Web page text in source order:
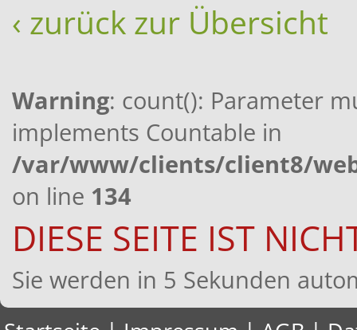
‹ zurück zur Übersicht
Warning: count(): Parameter
implements Countable in
/var/www/clients/client8/
on line 134
DIESE SEITE IST
Sie werden in 5 Sekunden